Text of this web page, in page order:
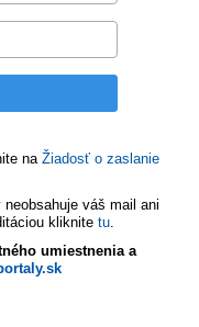
naŽiadosť o zaslanie
váš mail ani
kliknite tu.
umiestnenia a